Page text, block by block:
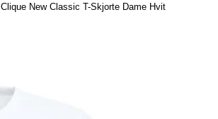
Clique New Classic T-Skjorte Dame Hvit